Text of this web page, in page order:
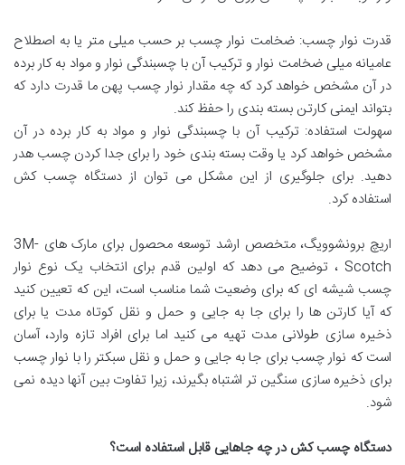
قدرت نوار چسب: ضخامت نوار چسب بر حسب میلی متر یا به اصطلاح
عامیانه میلی ضخامت نوار و ترکیب آن با چسبندگی نوار و مواد به کار برده
در آن مشخص خواهد کرد که چه مقدار نوار چسب پهن ما قدرت دارد که
بتواند ایمنی کارتن بسته بندی را حفظ کند.
سهولت استفاده: ترکیب آن با چسبندگی نوار و مواد به کار برده در آن
مشخص خواهد کرد یا وقت بسته بندی خود را برای جدا کردن چسب هدر
دهید. برای جلوگیری از این مشکل می توان از دستگاه چسب کش
استفاده کرد.
اریچ برونشوویگ، متخصص ارشد توسعه محصول برای مارک های 3M-
Scotch ، توضیح می دهد که اولین قدم برای انتخاب یک نوع نوار
چسب شیشه ای که برای وضعیت شما مناسب است، این که تعیین کنید
که آیا کارتن ها را برای جا به جایی و حمل و نقل کوتاه مدت یا برای
ذخیره سازی طولانی مدت تهیه می کنید اما برای افراد تازه وارد، آسان
است که نوار چسب برای جا به جایی و حمل و نقل سبکتر را با نوار چسب
برای ذخیره سازی سنگین تر اشتباه بگیرند، زیرا تفاوت بین آنها دیده نمی
شود.
دستگاه چسب کش در چه جاهایی قابل استفاده است؟